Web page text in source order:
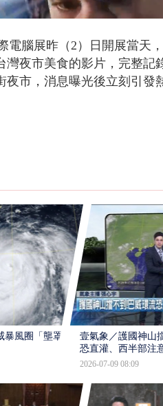
63.07%
電腦展昨（2）日開展當天
灣夜市美食的影片，完整
夜市，消息曝光後立刻引發
風圈「壟罩4
壹氣象／護國神山
恐直灌、西半部注
2026-07-09 08:09